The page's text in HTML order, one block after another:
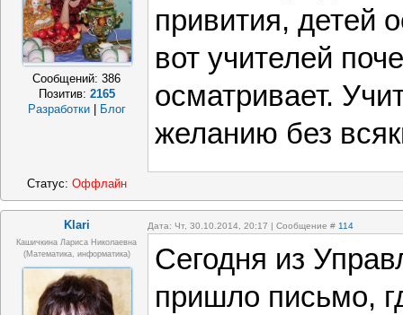
Сообщений:386
Позитив: 2165
Разработки
Блог
привития, детей
вот учителей
осматривает.
желанию без
Статус: Оффлайн
Klari Дата: Чт, 30.10.2014, 20:17 | Сообщение # 114
Кашичкина Лариса Николаевна
(математика, информатика)
Сегодня из
пришло письмо,